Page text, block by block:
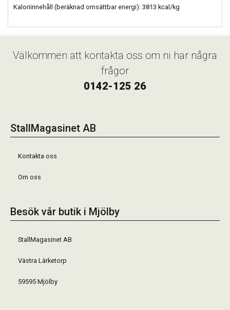
Kaloriinnehåll (beräknad omsättbar energi): 3813 kcal/kg
Välkommen att kontakta oss om ni har några
frågor
0142-125 26
StallMagasinet AB
Kontakta oss
Om oss
Besök vår butik i Mjölby
StallMagasinet AB
Västra Lärketorp
59595 Mjölby